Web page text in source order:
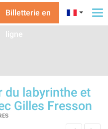
Billetterie en
ligne
du labyrinthe et
Gilles Fresson